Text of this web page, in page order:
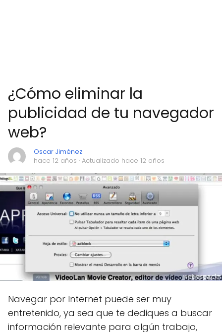
¿Cómo eliminar la
publicidad de tu navegador
web?
Oscar Jiménez
hace 12 años · Actualizado hace 12 años
Navegar por Internet puede ser muy
entretenido, ya sea que te dediques a buscar
información relevante para algún trabajo,